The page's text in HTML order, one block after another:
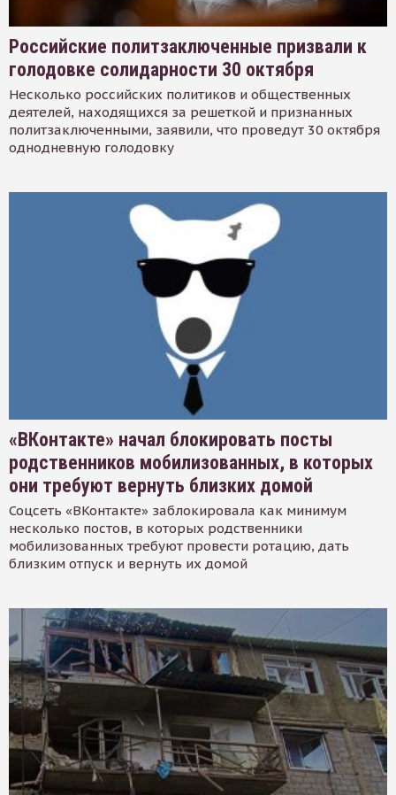
Российские политзаключенные призвали к
голодовке солидарности 30 октября
Несколько российских политиков и общественных
деятелей, находящихся за решеткой и признанных
политзаключенными, заявили, что проведут 30 октября
однодневную голодовку
«ВКонтакте» начал блокировать посты
родственников мобилизованных, в которых
они требуют вернуть близких домой
Соцсеть «ВКонтакте» заблокировала как минимум
несколько постов, в которых родственники
мобилизованных требуют провести ротацию, дать
близким отпуск и вернуть их домой